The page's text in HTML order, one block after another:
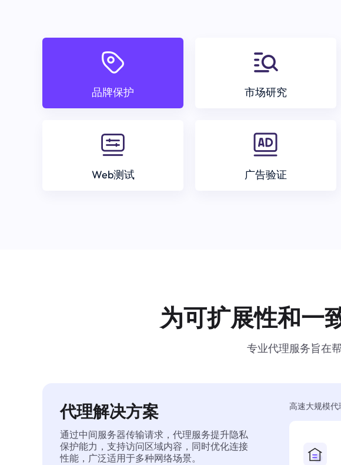
品牌保护 市场研究
Web测试 广告验证
为可扩展性和一
专业代理服务旨在
代理解决方案
通过中间服务器传输请求，代理服务提升隐私
保护能力，支持访问区域内容，同时优化连接
性能，广泛适用于多种网络场景。
高速大规模代